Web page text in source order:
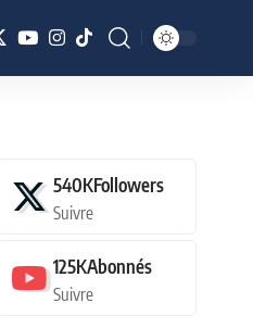
540KFollowers
Suivre
125KAbonnés
Suivre